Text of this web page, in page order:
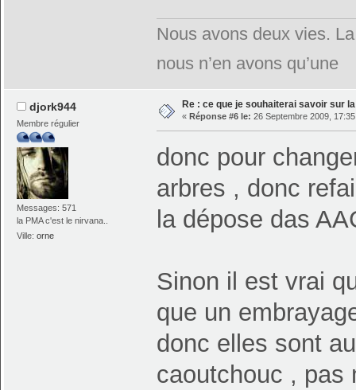
Nous avons deux vies.
nous n’en avons qu’une
djork944
Membre régulier
Messages: 571
la PMA c'est le nirvana..
Ville:orne
Re : ce que je souhaiterai savoir sur la
« Réponse #6 le: 26 Septembre 2009,
donc pour
arbres , donc
la dépose das
Sinon il est vrai
que un
donc elles sont
caoutchouc ,